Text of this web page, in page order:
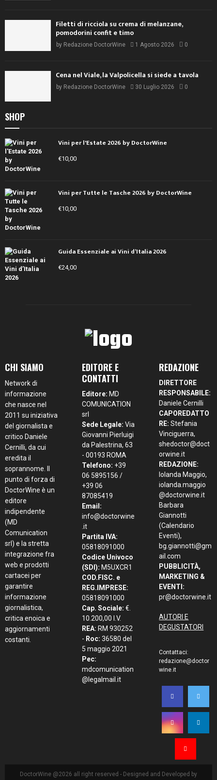
Filetti di ricciola su crema di melanzane,
pomodorini confit e timo
by Redazione DoctorWine 1 Agosto 2026 0
Cena nel Viale, la Valpolicella si siede a tavola
by Redazione DoctorWine 30 Luglio 2026 0
SHOP
Vini per l'Estate 2026 by DoctorWine
€10,00
Vini per Tutte le Tasche 2026 by DoctorWine
€10,00
Guida Essenziale ai Vini d’Italia 2026
€24,00
CHI SIAMO
Network di
informazione
che nasce nel
2011 su iniziativa
del giornalista e
critico Daniele
Cernilli, da cui
eredita il
soprannome. Il
punto di forza di
DoctorWine è un
editore
indipendente
(MD
Comunication
srl) e la stretta
integrazione fra
web e prodotti
cartacei per
garantire
informazione
giornalistica,
critica enoica e
aggiornamenti
costanti.
EDITORE E
CONTATTI
Editore: MD
COMUNICATION
srl
Sede Legale: Via
Giovanni Pierluigi
da Palestrina, 63
- 00193 ROMA
Telefono: +39
06 5895156 /
+39 06
87085419
Email:
info@doctorwine
.it
Partita IVA:
05818091000
Codice Univoco
(SDI): M5UXCR1
COD.FISC. e
REG.IMPRESE:
05818091000
Cap. Sociale: €.
10.200,00 I.V.
REA: RM 930252
- Roc: 36580 del
5 maggio 2021
Pec:
mdcomunication
@legalmail.it
REDAZIONE
DIRETTORE
RESPONSABILE:
Daniele Cernilli
CAPOREDATTO
RE: Stefania
Vinciguerra,
shedoctor@doct
orwine.it
REDAZIONE:
Iolanda Maggio,
iolanda.maggio
@doctorwine.it
Barbara
Giannotti
(Calendario
Eventi),
bg.giannotti@gm
ail.com
PUBBLICITÀ,
MARKETING &
EVENTI:
pr@doctorwine.it
AUTORI E
DEGUSTATORI
Contattaci:
redazione@doctor
wine.it
DoctorWine @2026 all right reserved - Designed and Developed by